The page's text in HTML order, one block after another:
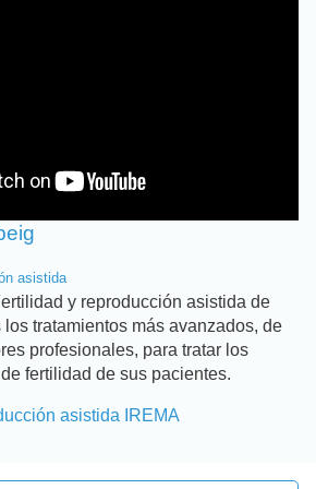
asistida
y reproducción asistida de
los tratamientos más avanzados, de
profesionales, para tratar los
fertilidad de sus pacientes.
asistida IREMA